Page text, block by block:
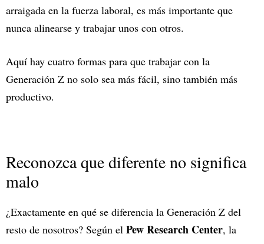
arraigada en la fuerza laboral, es más importante que
nunca alinearse y trabajar unos con otros.
Aquí hay cuatro formas para que trabajar con la
Generación Z no solo sea más fácil, sino también más
productivo.
Reconozca que diferente no significa
malo
¿Exactamente en qué se diferencia la Generación Z del
resto de nosotros? Según el Pew Research Center, la